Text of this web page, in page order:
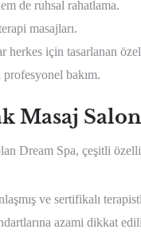
de ruhsal rahatlama.
masajları.
herkes için tasarlanan
bakım.
Masaj
Dream Spa, çeşitli
ve sertifikalı
azami dikkat